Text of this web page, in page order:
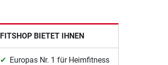
FITSHOP BIETET IHNEN
Europas Nr. 1 für Heimfitness